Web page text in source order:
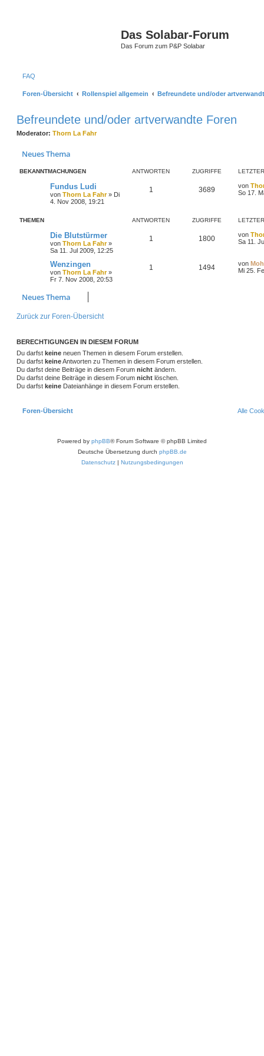
Das Solabar-Forum
Das Forum zum P&P Solabar
FAQ
Foren-Übersicht Rollenspiel allgemein Befreundete und/oder
Befreundete und/oder artverwandte Foren
Moderator: Thorn La Fahr
Neues Thema
BEKANNTMACHUNGEN ANTWORTEN ZUGRIFFE
Fundus Ludi
von Thorn La Fahr» Di
4. Nov 2008, 19:21
1 3689 von
So 17.
THEMEN ANTWORTEN ZUGRIFFE
Die Blutstürmer
von Thorn La Fahr»
Sa 11. Jul 2009, 12:25
1 1800 von
Sa 11.
Wenzingen
von Thorn La Fahr»
Fr 7. Nov 2008, 20:53
1 1494 von
Mi 25.
Neues Thema
Zurück zur Foren-Übersicht
BERECHTIGUNGEN IN DIESEM FORUM
Du darfst keine neuen Themen in diesem Forum erstellen.
Du darfst keineAntworten zu Themen in diesem Forum erstellen.
Du darfst deine Beiträge in diesem Forum nicht ändern.
Du darfst deine Beiträge in diesem Forum nicht löschen.
Du darfst keine Dateianhänge in diesem Forum erstellen.
Foren-Übersicht Alle
Powered by phpBB® Forum Software © phpBB Limited
Deutsche Übersetzung durch phpBB.de
Datenschutz| Nutzungsbedingungen